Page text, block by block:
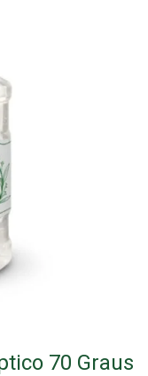
70 Graus